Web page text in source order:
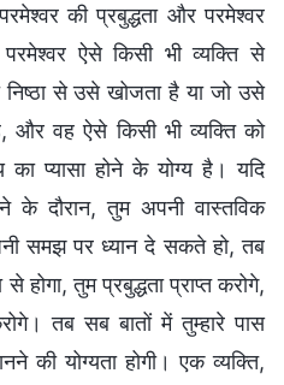
की प्रबुद्धता और परमेश्वर
ऐसे किसी भी व्यक्ति से
निष्ठा से उसे खोजता है या जो उसे
और वह ऐसे किसी भी व्यक्ति को
प्यासा होने के योग्य है। यदि
के दौरान, तुम अपनी वास्तविक
समझ पर ध्यान दे सकते हो, तब
होगा, तुम प्रबुद्धता प्राप्त करोगे,
तब सब बातों में तुम्हारे पास
की योग्यता होगी। एक व्यक्ति,